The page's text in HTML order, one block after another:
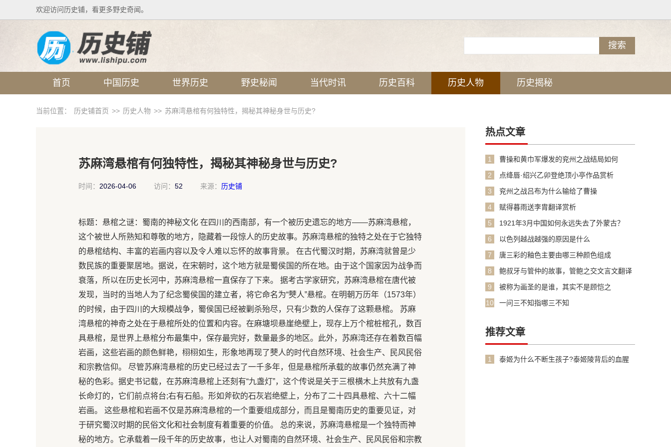
欢迎访问历史铺，看更多野史奇闻。
首页 中国历史 世界历史 野史秘闻 当代时讯 历史百科 历史人物 历史揭秘
当前位置： 历史铺首页 >> 历史人物 >> 苏麻湾悬棺有何独特性，揭秘其神秘身世与历史?
苏麻湾悬棺有何独特性，揭秘其神秘身世与历史?
时间： 2026-04-06 访问： 52 来源： 历史铺
标题：悬棺之谜：蜀南的神秘文化 在四川的西南部，有一个被历史遗忘的地方——苏麻湾悬棺，
这个被世人所熟知和尊敬的地方，隐藏着一段惊人的历史故事。苏麻湾悬棺的独特之处在于它独特
的悬棺结构、丰富的岩画内容以及令人难以忘怀的故事背景。 在古代蜀汉时期，苏麻湾就曾是少
数民族的重要聚居地。据说，在宋朝时，这个地方就是蜀侯国的所在地。由于这个国家因为战争而
衰落，所以在历史长河中，苏麻湾悬棺一直保存了下来。 据考古学家研究，苏麻湾悬棺在唐代被
发现，当时的当地人为了纪念蜀侯国的建立者，将它命名为“僰人”悬棺。在明朝万历年（1573年）
的时候，由于四川的大规模战争，蜀侯国已经被剿杀殆尽，只有少数的人保存了这颗悬棺。 苏麻
湾悬棺的神奇之处在于悬棺所处的位置和内容。在麻塘坝悬崖绝壁上，现存上万个棺桩棺孔，数百
具悬棺，是世界上悬棺分布最集中，保存最完好，数量最多的地区。此外，苏麻湾还存在着数百幅
岩画，这些岩画的颜色鲜艳，栩栩如生，形象地再现了僰人的时代自然环境、社会生产、民风民俗
和宗教信仰。 尽管苏麻湾悬棺的历史已经过去了一千多年，但是悬棺所承载的故事仍然充满了神
秘的色彩。据史书记载，在苏麻湾悬棺上还刻有“九盏灯”，这个传说是关于三根横木上共放有九盏
长命灯的，它们前点将台;右有石船。形如斧砍的石灰岩绝壁上，分布了二十四具悬棺、六十二幅
岩画。 这些悬棺和岩画不仅是苏麻湾悬棺的一个重要组成部分，而且是蜀南历史的重要见证，对
于研究蜀汉时期的民俗文化和社会制度有着重要的价值。 总的来说，苏麻湾悬棺是一个独特而神
秘的地方。它承载着一段千年的历史故事，也让人对蜀南的自然环境、社会生产、民风民俗和宗教
热点文章
1
曹操和黄巾军爆发的兖州之战结局如何
2
点绛唇·绍兴乙卯登绝顶小亭作品赏析
3
兖州之战吕布为什么输给了曹操
4
赋得暮雨送李胄翻译赏析
5
1921年3月中国如何永远失去了外蒙古？
6
以色列越战越强的原因是什么
7
唐三彩的釉色主要由哪三种颜色组成
8
鲍叔牙与管仲的故事，管鲍之交文言文翻译
9
被称为画圣的是谁，其实不是顾恺之
10
一问三不知指哪三不知
推荐文章
1
泰姬为什么不断生孩子?泰姬陵背后的血腥